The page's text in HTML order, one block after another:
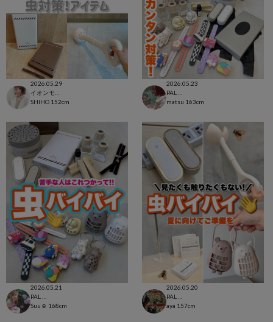
2026.05.29
SHIHO 152cm
2026.05.23
matsu 163cm
2026.05.21
Suu☺︎ 168cm
2026.05.20
aya 157cm